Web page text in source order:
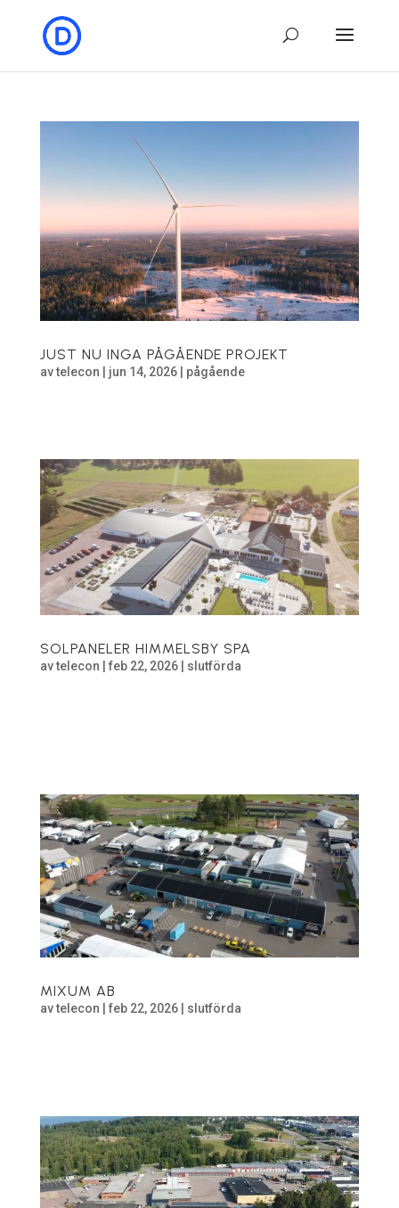
JUST NU INGA PÅGÅENDE PROJEKT
avtelecon jun 14, 2026| pågående
SOLPANELER HIMMELSBY SPA
avtelecon feb 22, 2026| slutförda
MIXUM AB
avtelecon feb 22, 2026| slutförda